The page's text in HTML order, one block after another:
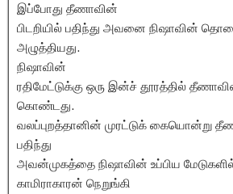
இப்போது தீணாவின்
பிடறியில் பதிந்து அவனை நிஷாவின்
அழுத்தியது.
நிஷாவின்
ரதிமேட்டுக்கு ஒரு இன்ச் தூரத்தில்
கொண்டது.
வலப்புறத்தானின் முரட்டுக் கையொன்று
பதிந்து
அவன்முகத்தை நிஷாவின் உப்பிய
காமிராகாரன் நெறுங்கி